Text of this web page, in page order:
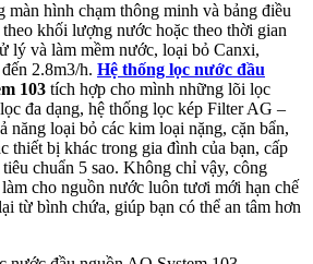
hình chạm thông minh và bảng điều
khối lượng nước hoặc theo thời gian
lý và làm mềm nước, loại bỏ Canxi,
2.8m3/h. Hệ thống lọc nước đầu
103 tích hợp cho mình những lõi lọc
đa dạng, hệ thống lọc kép Filter AG –
năng loại bỏ các kim loại nặng, cặn bẩn,
thiết bị khác trong gia đình của bạn, cấp
chuẩn 5 sao. Không chỉ vậy, công
cho nguồn nước luôn tươi mới hạn chế
từ bình chứa, giúp bạn có thể an tâm hơn